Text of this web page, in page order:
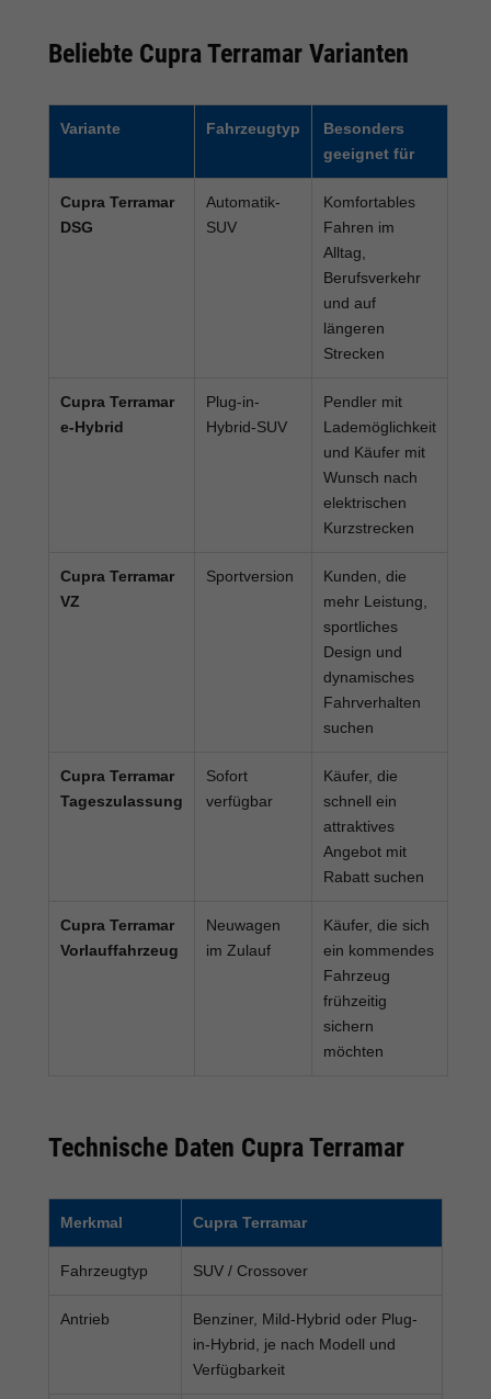
Beliebte Cupra Terramar Varianten
Variante Fahrzeugtyp
Besonders
geeignet für
Cupra Terramar
DSG
Automatik-
SUV
Komfortables
Fahren im
Alltag,
Berufsverkehr
und auf
längeren
Strecken
Cupra Terramar
e-Hybrid
Plug-in-
Hybrid-SUV
Pendler mit
Lademöglichkeit
und Käufer mit
Wunsch nach
elektrischen
Kurzstrecken
Cupra Terramar
VZ
Sportversion
Kunden, die
mehr Leistung,
sportliches
Design und
dynamisches
Fahrverhalten
suchen
Cupra Terramar
Tageszulassung
Sofort
verfügbar
Käufer, die
schnell ein
attraktives
Angebot mit
Rabatt suchen
Cupra Terramar
Vorlauffahrzeug
Neuwagen
im Zulauf
Käufer, die sich
ein kommendes
Fahrzeug
frühzeitig
sichern
möchten
Technische Daten Cupra Terramar
Merkmal Cupra Terramar
Fahrzeugtyp SUV / Crossover
Antrieb
Benziner, Mild-Hybrid oder Plug-
in-Hybrid, je nach Modell und
Verfügbarkeit